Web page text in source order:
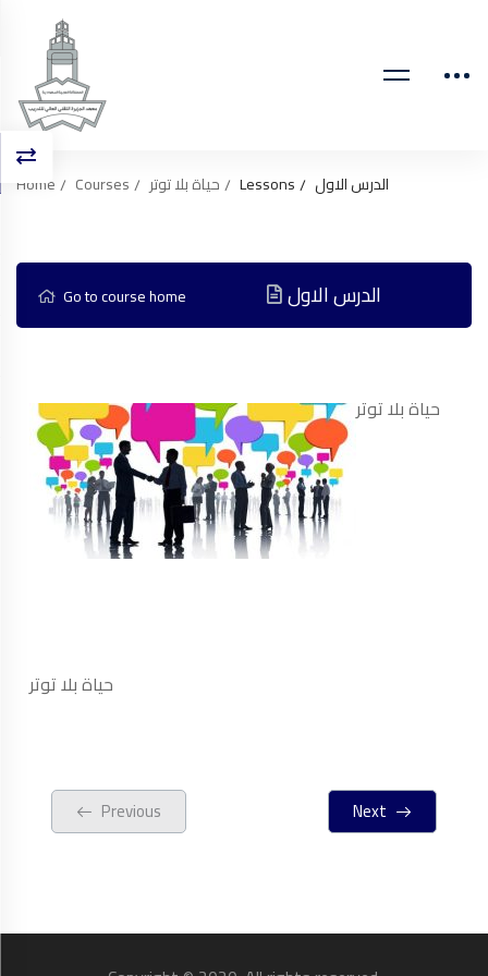
Home Courses حياة بلا توتر Lessons الدرس الاول
Go to course home الدرس الاول
حياة بلا توتر
حياة بلا توتر
Previous Next